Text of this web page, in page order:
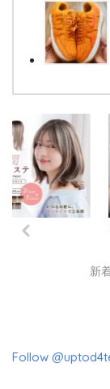
新
Follow